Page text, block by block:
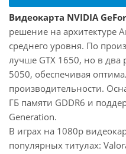
Видеокарта NVIDIA
решение на архитектуре
среднего уровня. По
лучше GTX 1650, но в два
5050, обеспечивая
производительности.
ГБ памяти GDDR6 и
Generation.
В играх на 1080p
популярных титулах: